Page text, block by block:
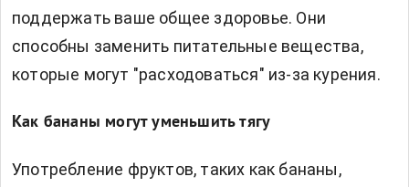
поддержать ваше общее здоровье. Они
способны заменить питательные вещества,
которые могут "расходоваться" из-за курения.
Как бананы могут уменьшить тягу
Употребление фруктов, таких как бананы,